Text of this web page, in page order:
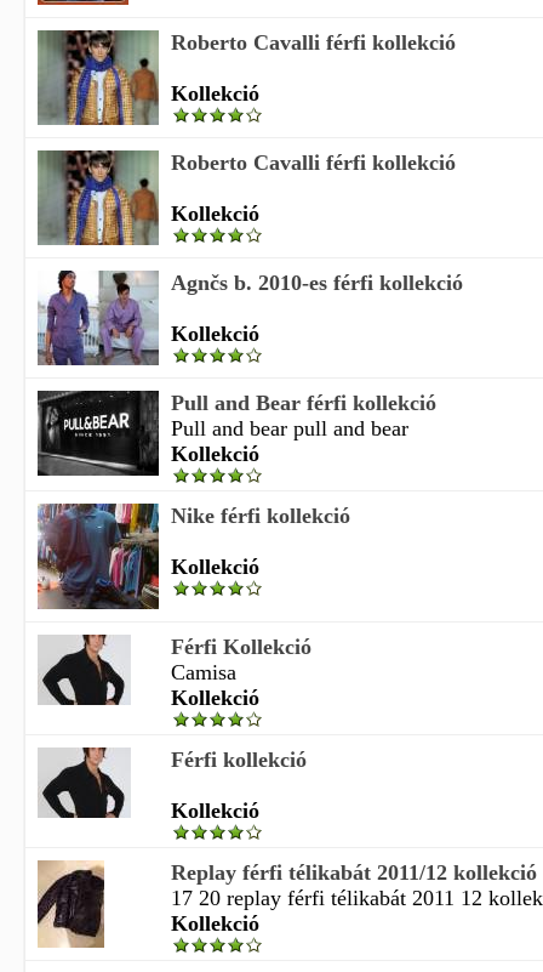
Roberto Cavalli férfi kollekció
Kollekció
Roberto Cavalli férfi kollekció
Kollekció
Agnčs b. 2010-es férfi kollekció
Kollekció
Pull and Bear férfi kollekció
Pull and bear pull and bear
Kollekció
Nike férfi kollekció
Kollekció
Férfi Kollekció
Camisa
Kollekció
Férfi kollekció
Kollekció
Replay férfi télikabát 2011/12 kollekció
17 20 replay férfi télikabát 2011 12
Kollekció